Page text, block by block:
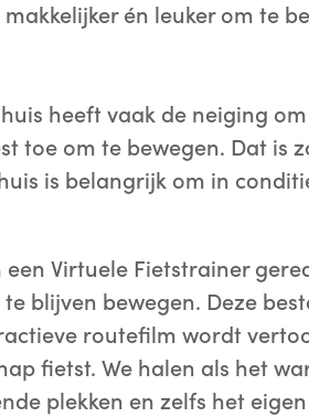
én leuker om te
heeft vaak de neiging
toe om te bewegen. Dat is
is belangrijk om in
Virtuele Fietstrainer
blijven bewegen. Deze
routefilm wordt
fietst. We halen als het
plekken en zelfs het